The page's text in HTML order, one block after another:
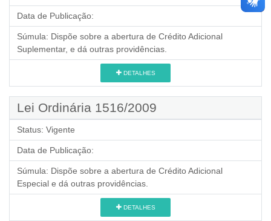
Data de Publicação:
Súmula: Dispõe sobre a abertura de Crédito Adicional
Suplementar, e dá outras providências.
DETALHES
Lei Ordinária 1516/2009
Status: Vigente
Data de Publicação:
Súmula: Dispõe sobre a abertura de Crédito Adicional
Especial e dá outras providências.
DETALHES